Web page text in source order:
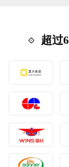
超过